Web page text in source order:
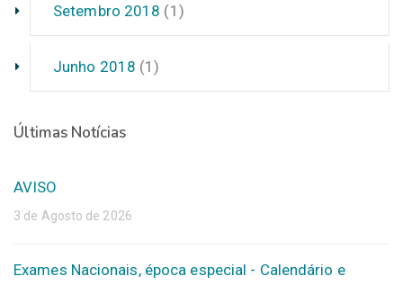
Setembro 2018 (1)
Junho 2018 (1)
Últimas Notícias
AVISO
3 de Agosto de 2026
Exames Nacionais, época especial - Calendário e